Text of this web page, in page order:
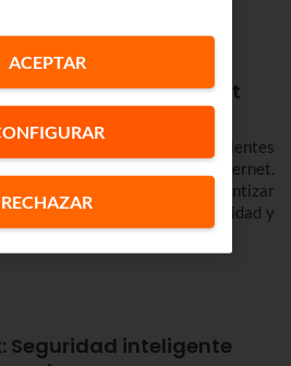
experiencia de internet
en 2026
prioridad clara: que nuestros clientes
a la hora de conectarse a Internet.
megas sin más, sino de garantizar
red responda con una estabilidad y
Seguridad inteligente
RECHAZAR
ACEPTAR